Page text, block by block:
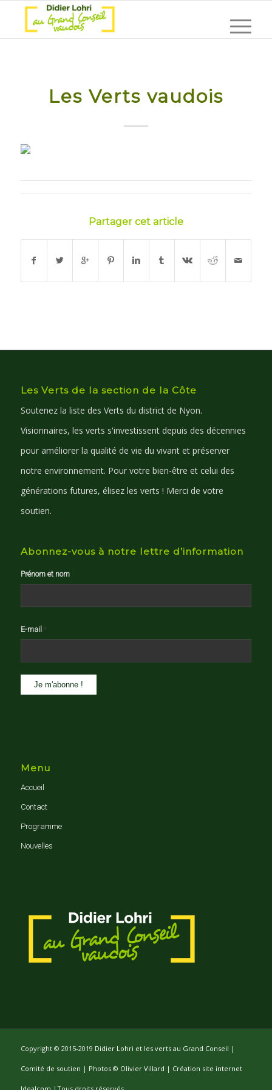
Les Verts vaudois
Partager cet article
Les Verts de la section de la Côte
Soutenez la liste des Verts du district de Nyon.
Visionnaires, les verts s'investissent depuis des décennies
pour améliorer la qualité de vie du vivant et préserver
notre environnement. Pour votre bien-être et celui des
générations futures, élisez les verts ! Merci de votre
soutien.
Abonnez-vous à notre lettre d’information
Prénom et nom
E-mail *
Menu
Accueil
Contact
Programme
Nouvelles
Copyright © 2015-2019 Didier Lohri et les verts au Grand Conseil |
Comité de soutien | Photos © Olivier Villard | Création site internet